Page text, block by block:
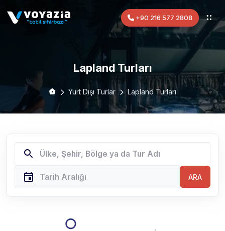
+90 216 577 2808
Lapland Turları
Yurt Dışı Turlar Lapland Turları
search
event
ARA